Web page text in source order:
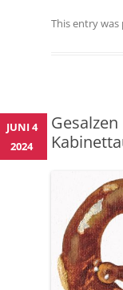
This entry was
JUNI 4
2024